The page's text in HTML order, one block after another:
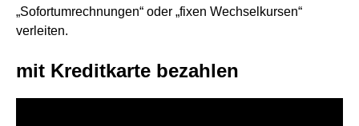
„Sofortumrechnungen“ oder „fixen Wechselkursen“
verleiten.
mit Kreditkarte bezahlen